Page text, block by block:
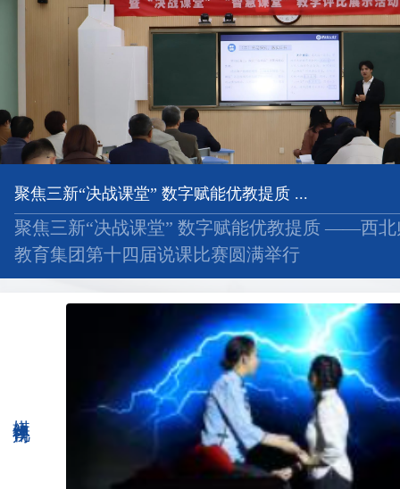
聚焦三新“决战课堂” 数字赋能优教提质 ...
聚焦三新“决战课堂” 数字赋能优教提质 ——西北
教育集团第十四届说课比赛圆满举行